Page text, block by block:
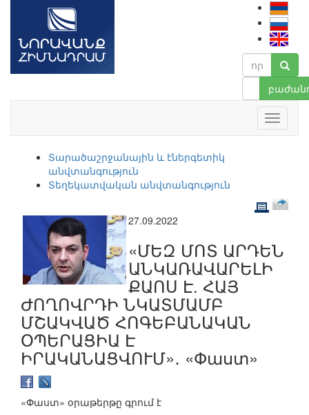
Տարածաշրջանային և էներգետիկ
անվտանգություն
Տեղեկատվական անվտանգություն
27.09.2022
«ՄԵԶ ՄՈՏ ԱՐԴԵՆ
ԱՆԿԱՌԱՎԱՐԵԼԻ
ՔԱՈՍ Է. ՀԱՅ
ԺՈՂՈՎՐԴԻ ՆԿԱՏՄԱՄԲ
ՄՇԱԿՎԱԾ ՀՈԳԵԲԱՆԱԿԱՆ
ՕՊԵՐԱՑԻԱ Է
ԻՐԱԿԱՆԱՑՎՈՒՄ»․ «Փաստ»
«Փաստ» օրաթերթը գրում է